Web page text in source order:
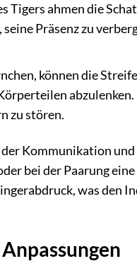
Tigers ahmen die
Präsenz zu
können die
zu stören.
Kommunikation
bei der Paarung
was den